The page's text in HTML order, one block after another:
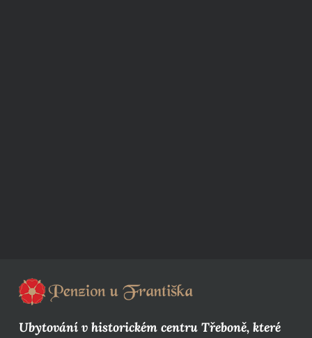
Ubytování v historickém centru Třeboně, které